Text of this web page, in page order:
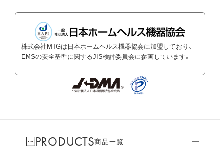
株式会社MTGは日本ホームヘルス機器協会に加盟しており、
EMSの安全基準に関するJIS検討委員会に参画しています。
PRODUCTS商品一覧